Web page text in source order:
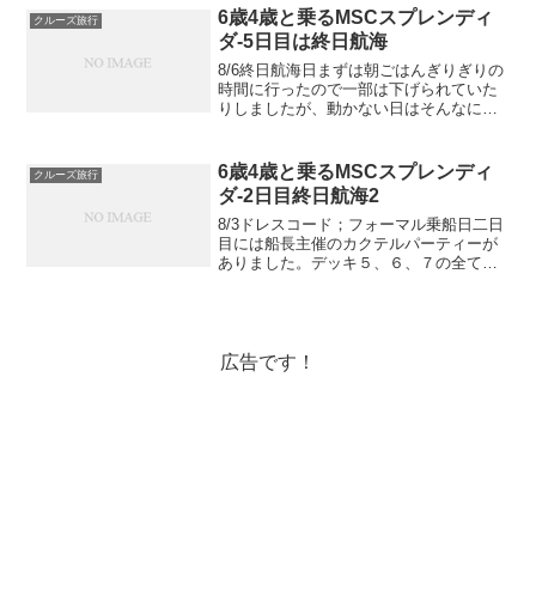
朝7時に到着、とあったのですが、ゆるく
起きてのんびり出発し...
クルーズ旅行
6歳4歳と乗るMSCスプレンディ
ダ-5日目は終日航海
8/6終日航海日まずは朝ごはんぎりぎりの
時間に行ったので一部は下げられていた
りしましたが、動かない日はそんなにお
予定を決めます。終日航海日なのでファ
ミリーアクティビティ...
クルーズ旅行
6歳4歳と乗るMSCスプレンディ
ダ-2日目終日航海2
8/3ドレスコード；フォーマル乗船日二日
目には船長主催のカクテルパーティーが
ありました。デッキ５、６、７の全ての
広告です！